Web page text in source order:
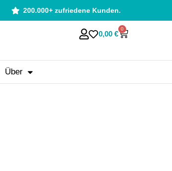
200.000+ zufriedene Kunden.
0,00 €
0
Über